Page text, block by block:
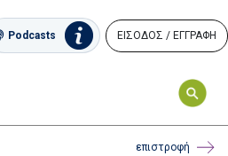
Podcasts ΕΙΣΟΔΟΣ / ΕΓΓΡΑΦΗ
επιστροφή